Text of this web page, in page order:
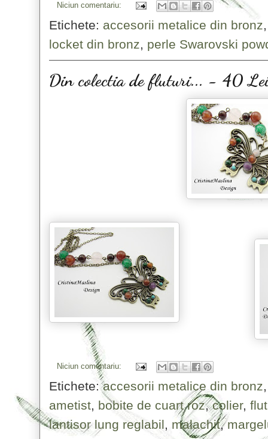
Niciun comentariu:
Etichete: accesorii metalice din bronz
locket din bronz, perle Swarovski
Din colectia de fluturi... - 40
Niciun comentariu:
Etichete:accesorii metalice din bronz
ametist, bobite de cuart roz,colier,
lantisor lung reglabil, malachit,